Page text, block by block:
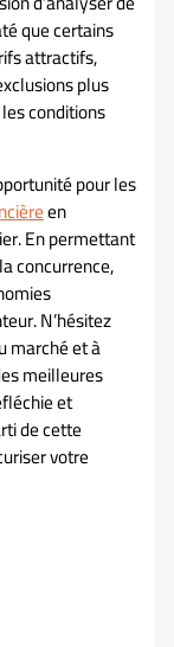
que certains
attractifs,
plus
conditions
pour les
en
En permettant
concurrence,
N’hésitez
marché et à
meilleures
et
de cette
votre